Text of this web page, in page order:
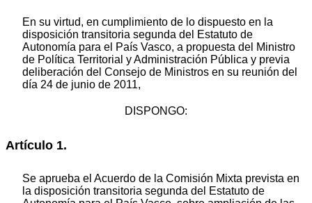
En su virtud, en cumplimiento de lo dispuesto en la
disposición transitoria segunda del Estatuto de
Autonomía para el País Vasco, a propuesta del Ministro
de Política Territorial y Administración Pública y previa
deliberación del Consejo de Ministros en su reunión del
día 24 de junio de 2011,
DISPONGO:
Artículo 1.
Se aprueba el Acuerdo de la Comisión Mixta prevista en
la disposición transitoria segunda del Estatuto de